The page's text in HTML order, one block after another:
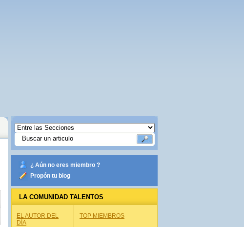
¿ Aún no eres miembro ?
Propón tu blog
LA COMUNIDAD TALENTOS
EL AUTOR DEL
DÍA
TOP MIEMBROS